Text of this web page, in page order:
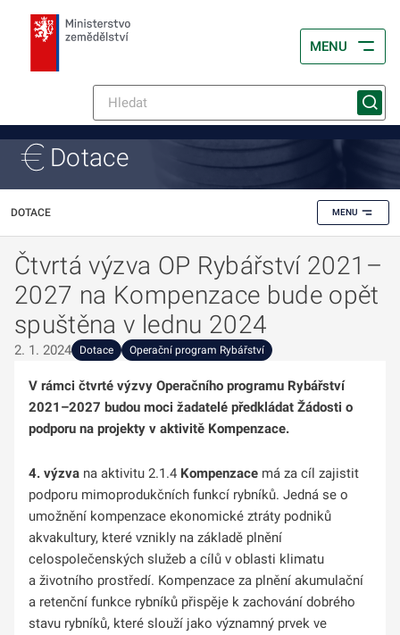
MENU
Dotace
DOTACE MENU
Čtvrtá výzva OP Rybářství 2021–
2027 na Kompenzace bude opět
spuštěna v lednu 2024
2. 1. 2024 Dotace Operační program Rybářství
V rámci čtvrté výzvy Operačního programu Rybářství
2021–2027 budou moci žadatelé předkládat Žádosti o
podporu na projekty v aktivitě Kompenzace.
4. výzva na aktivitu 2.1.4 Kompenzace má za cíl zajistit
podporu mimoprodukčních funkcí rybníků. Jedná se o
umožnění kompenzace ekonomické ztráty podniků
akvakultury, které vznikly na základě plnění
celospolečenských služeb a cílů v oblasti klimatu
a životního prostředí. Kompenzace za plnění akumulační
a retenční funkce rybníků přispěje k zachování dobrého
stavu rybníků, které slouží jako významný prvek ve